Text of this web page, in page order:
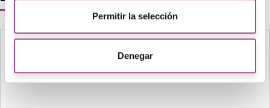
Permitir la selección
Denegar